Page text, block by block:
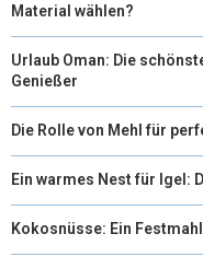
Material wählen?
Urlaub Oman: Die
Genießer
Die Rolle von Mehl für
Ein warmes Nest für Igel:
Kokosnüsse: Ein